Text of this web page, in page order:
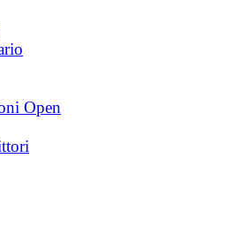
Open